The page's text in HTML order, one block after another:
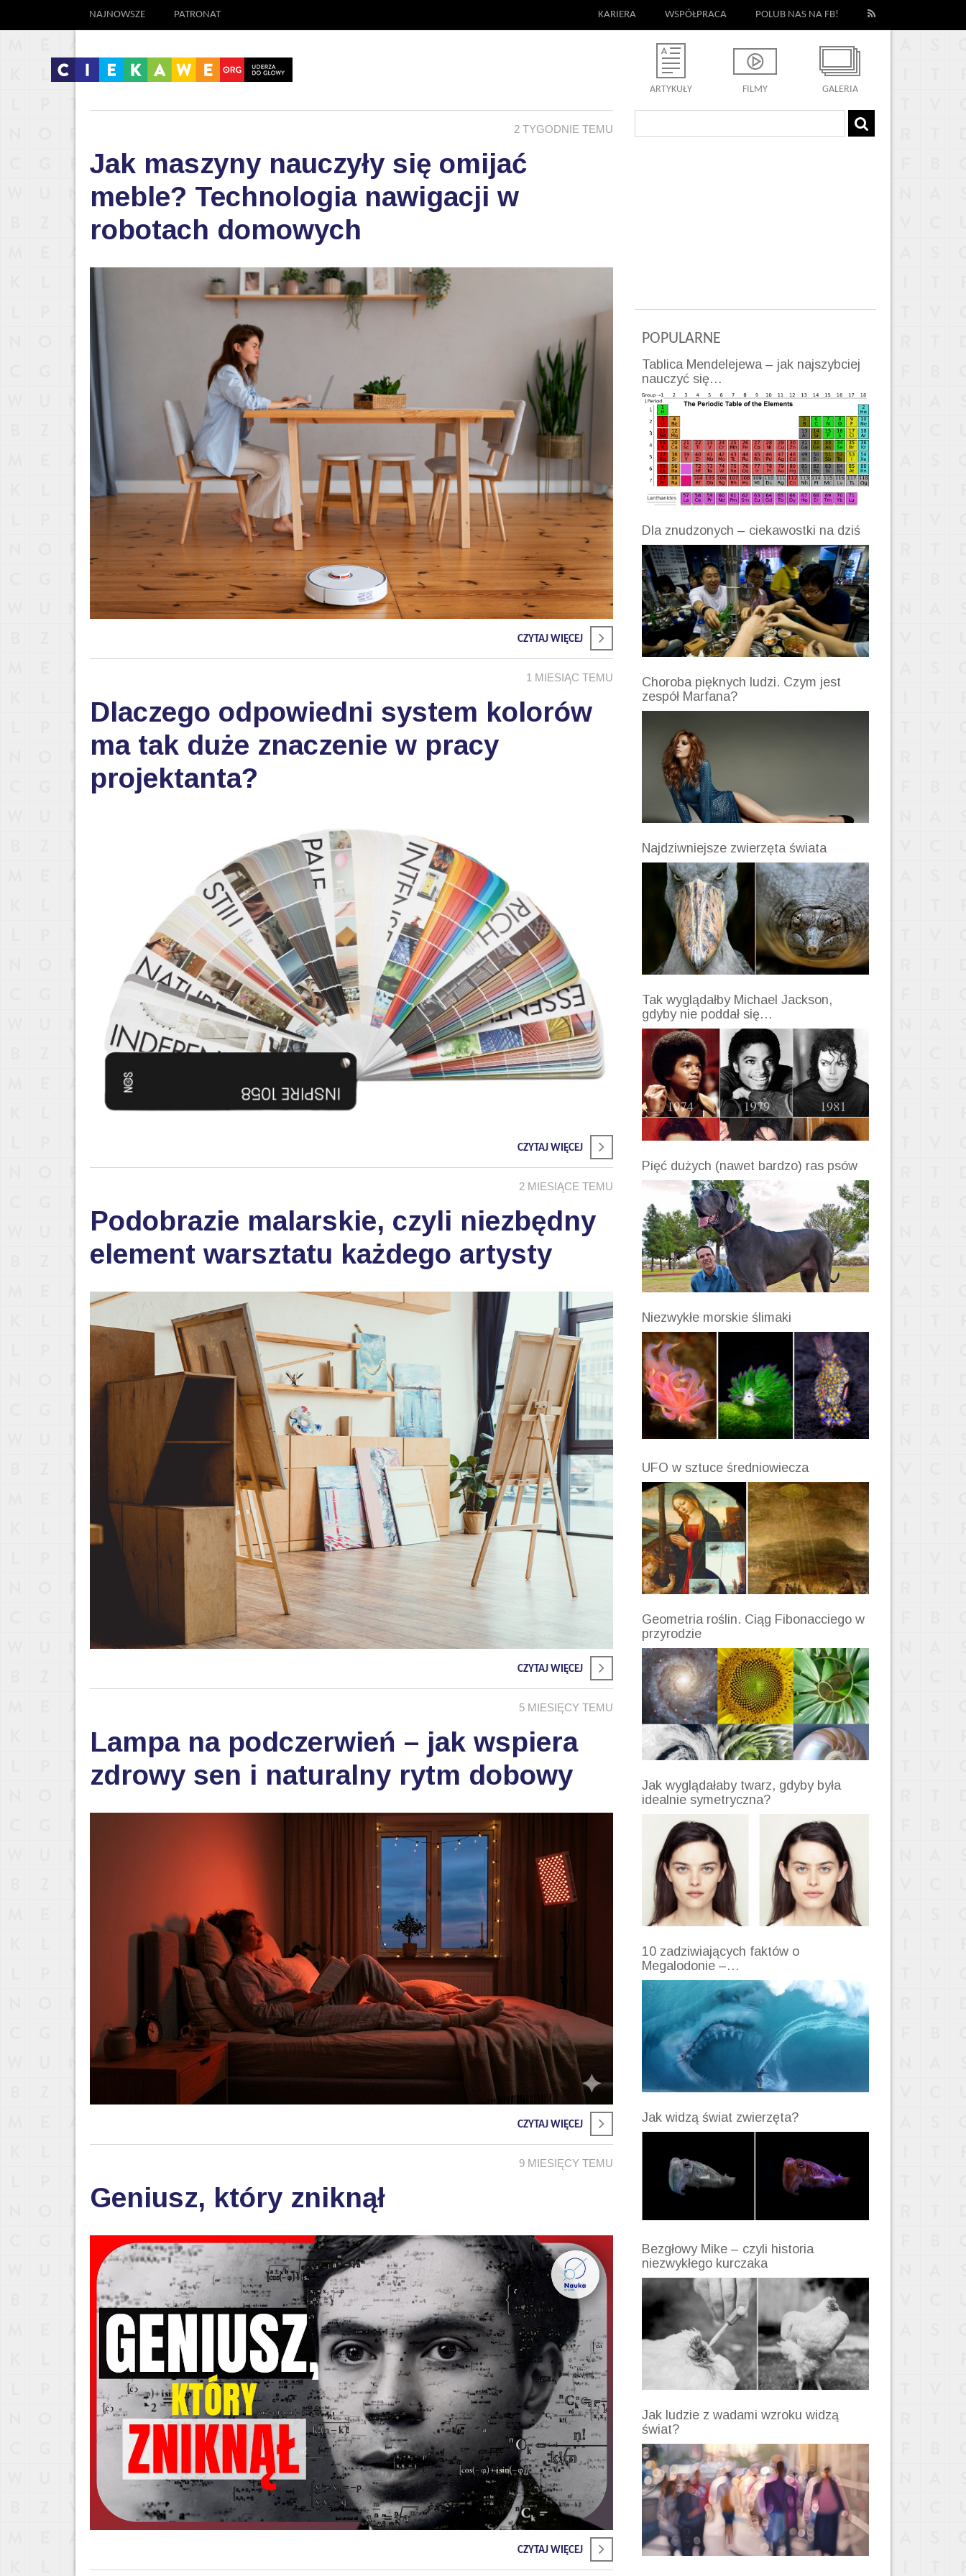
NAJNOWSZE PATRONAT KARIERA WSPÓŁPRACA POLUB NAS NA FB!
ARTYKUŁY FILMY GALERIA
2 TYGODNIE TEMU
Jak maszyny nauczyły się omijać
meble? Technologia nawigacji w
robotach domowych
CZYTAJ WIĘCEJ
1 MIESIĄC TEMU
Dlaczego odpowiedni system kolorów
ma tak duże znaczenie w pracy
projektanta?
CZYTAJ WIĘCEJ
2 MIESIĄCE TEMU
Podobrazie malarskie, czyli niezbędny
element warsztatu każdego artysty
CZYTAJ WIĘCEJ
5 MIESIĘCY TEMU
Lampa na podczerwień – jak wspiera
zdrowy sen i naturalny rytm dobowy
CZYTAJ WIĘCEJ
9 MIESIĘCY TEMU
Geniusz, który zniknął
CZYTAJ WIĘCEJ
POPULARNE
Tablica Mendelejewa – jak najszybciej
nauczyć się…
Dla znudzonych – ciekawostki na dziś
Choroba pięknych ludzi. Czym jest
zespół Marfana?
Najdziwniejsze zwierzęta świata
Tak wyglądałby Michael Jackson,
gdyby nie poddał się…
Pięć dużych (nawet bardzo) ras psów
Niezwykłe morskie ślimaki
UFO w sztuce średniowiecza
Geometria roślin. Ciąg Fibonacciego w
przyrodzie
Jak wyglądałaby twarz, gdyby była
idealnie symetryczna?
10 zadziwiających faktów o
Megalodonie –…
Jak widzą świat zwierzęta?
Bezgłowy Mike – czyli historia
niezwykłego kurczaka
Jak ludzie z wadami wzroku widzą
świat?